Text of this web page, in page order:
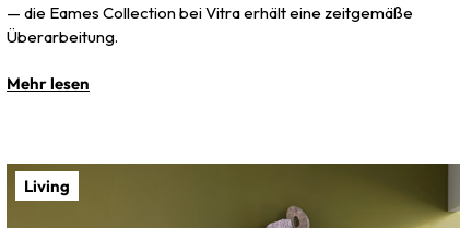
— die Eames Collection bei Vitra erhält eine zeitgemäße
Überarbeitung.
Mehr lesen
Living